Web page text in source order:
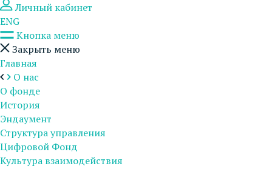
Личный кабинет
ENG
Кнопка меню
Закрыть меню
Главная
О нас
О фонде
История
Эндаумент
Структура управления
Цифровой Фонд
Культура взаимодействия